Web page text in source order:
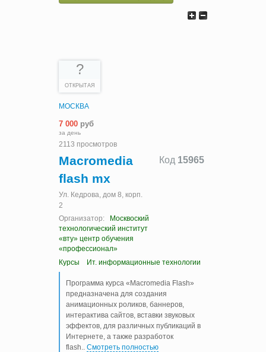
?
ОТКРЫТАЯ
МОСКВА
7 000 руб
за день
2113 просмотров
Код 15965
Macromedia
flash mx
Ул. Кедрова, дом 8, корп.
2
Организатор:
Москвоский
технологический институт
«вту» центр обучения
«профессионал»
Курсы
Ит. информационные технологии
Программа курса «Macromedia Flash»
предназначена для создания
анимационных роликов, баннеров,
интерактива сайтов, вставки звуковых
эффектов, для различных публикаций в
Интернете, а также разработок
flash.. Смотреть полностью